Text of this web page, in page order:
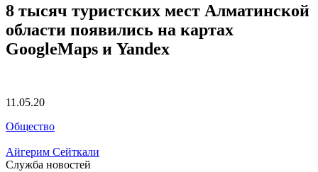
8 тысяч туристских мест Алматинской
области появились на картах
GoogleMaps и Yandex
11.05.20
Общество
Айгерим Сейткали
Служба новостей